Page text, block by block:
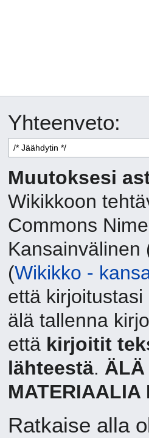
Yhteenveto:
Muutoksesi
Wikikkoon
Commons
Kansainvälinen
(Wikikko -
että
älä tallenna
että kirjoitit
lähteestä. ÄLÄ
MATERIAALIA
Ratkaise alla